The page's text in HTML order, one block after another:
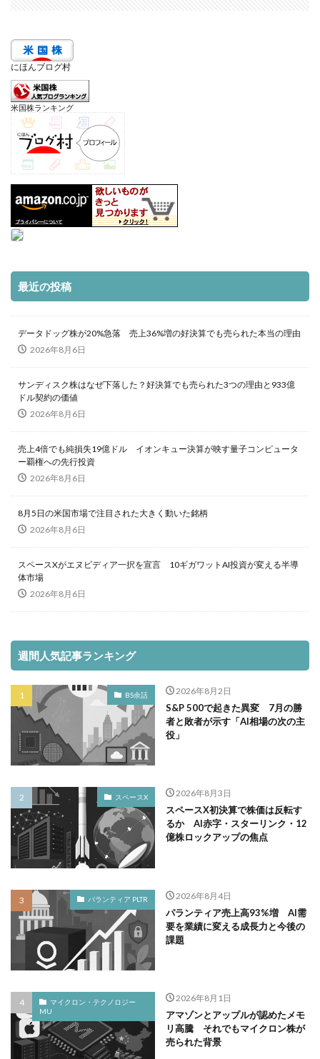
にほんブログ村
米国株ランキング
最近の投稿
データドッグ株が20%急落 売上36%増の好決算でも売られた本当の理由
2026年8月6日
サンディスク株はなぜ下落した？好決算でも売られた3つの理由と933億
ドル契約の価値
2026年8月6日
売上4倍でも純損失19億ドル イオンキュー決算が映す量子コンピュータ
ー覇権への先行投資
2026年8月6日
8月5日の米国市場で注目された大きく動いた銘柄
2026年8月6日
スペースXがエヌビディア一択を宣言 10ギガワットAI投資が変える半導
体市場
2026年8月6日
週間人気記事ランキング
BS余話 2026年8月2日
S&P 500で起きた異変 7月の勝
者と敗者が示す「AI相場の次の主
役」
スペースX 2026年8月3日
スペースX初決算で株価は反転す
るか AI赤字・スターリンク・12
億株ロックアップの焦点
パランティア PLTR 2026年8月4日
パランティア売上高93%増 AI需
要を業績に変える成長力と今後の
課題
マイクロン・テクノロジー
MU
2026年8月1日
アマゾンとアップルが認めたメモ
リ高騰 それでもマイクロン株が
売られた背景